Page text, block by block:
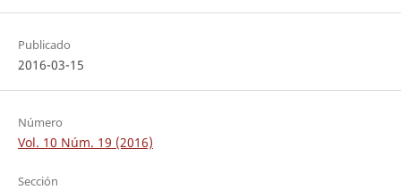
Publicado
2016-03-15
Número
Vol. 10 Núm. 19 (2016)
Sección